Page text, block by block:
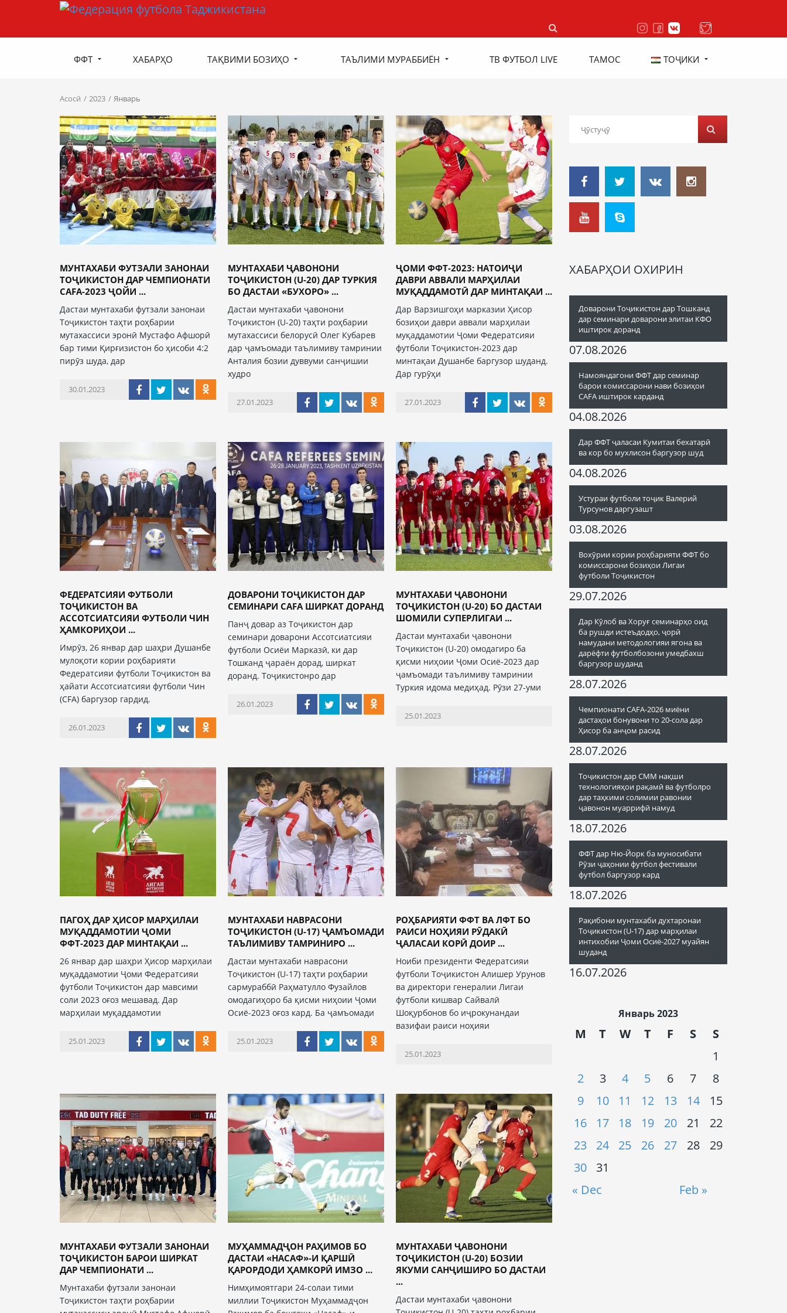
ФФТ ХАБАРҲО ТАҚВИМИ БОЗИҲО ТАЪЛИМИ МУРАББИЁН ТВ ФУТБОЛ LIVE ТАМОС ТОҶИКИ
Асосӣ 2023 Январь
МУНТАХАБИ ФУТЗАЛИ ЗАНОНАИ
ТОҶИКИСТОН ДАР ЧЕМПИОНАТИ
CAFA-2023 ҶОЙИ ...
Дастаи мунтахаби футзали занонаи
Тоҷикистон таҳти роҳбарии
мутахассиси эронӣ Мустафо Афшорӣ
бар тими Қирғизистон бо ҳисоби 4:2
пирӯз шуда, дар
30.01.2023
МУНТАХАБИ ҶАВОНОНИ
ТОҶИКИСТОН (U-20) ДАР ТУРКИЯ
БО ДАСТАИ «БУХОРО» ...
Дастаи мунтахаби ҷавонони
Тоҷикистон (U-20) таҳти роҳбарии
мутахассиси белорусӣ Олег Кубарев
дар ҷамъомади таълимиву тамринии
Анталия бозии дуввуми санҷишии
худро
27.01.2023
ҶОМИ ФФТ-2023: НАТОИҶИ
ДАВРИ АВВАЛИ МАРҲИЛАИ
МУҚАДДАМОТӢ ДАР МИНТАҚАИ ...
Дар Варзишгоҳи марказии Ҳисор
бозиҳои даври аввали марҳилаи
муқаддамотии Ҷоми Федератсияи
футболи Тоҷикистон-2023 дар
минтақаи Душанбе баргузор шуданд.
Дар гурӯҳи
27.01.2023
ФЕДЕРАТСИЯИ ФУТБОЛИ
ТОҶИКИСТОН ВА
АССОТСИАТСИЯИ ФУТБОЛИ ЧИН
ҲАМКОРИҲОИ ...
Имрӯз, 26 январ дар шаҳри Душанбе
мулоқоти кории роҳбарияти
Федератсияи футболи Тоҷикистон ва
ҳайати Ассотсиатсияи футболи Чин
(CFA) баргузор гардид.
26.01.2023
ДОВАРОНИ ТОҶИКИСТОН ДАР
СЕМИНАРИ CAFA ШИРКАТ ДОРАНД
Панҷ довар аз Тоҷикистон дар
семинари доварони Ассотсиатсияи
футболи Осиёи Марказӣ, ки дар
Тошканд ҷараён дорад, ширкат
доранд. Тоҷикистонро дар
26.01.2023
МУНТАХАБИ ҶАВОНОНИ
ТОҶИКИСТОН (U-20) БО ДАСТАИ
ШОМИЛИ СУПЕРЛИГАИ ...
Дастаи мунтахаби ҷавонони
Тоҷикистон (U-20) омодагиро ба
қисми ниҳоии Ҷоми Осиё-2023 дар
ҷамъомади таълимиву тамринии
Туркия идома медиҳад. Рӯзи 27-уми
25.01.2023
ПАГОҲ ДАР ҲИСОР МАРҲИЛАИ
МУҚАДДАМОТИИ ҶОМИ
ФФТ-2023 ДАР МИНТАҚАИ ...
26 январ дар шаҳри Ҳисор марҳилаи
муқаддамотии Ҷоми Федератсияи
футболи Тоҷикистон дар мавсими
соли 2023 оғоз мешавад. Дар
марҳилаи муқаддамотии
25.01.2023
МУНТАХАБИ НАВРАСОНИ
ТОҶИКИСТОН (U-17) ҶАМЪОМАДИ
ТАЪЛИМИВУ ТАМРИНИРО ...
Дастаи мунтахаби наврасони
Тоҷикистон (U-17) таҳти роҳбарии
сармураббӣ Раҳматулло Фузайлов
омодагиҳоро ба қисми ниҳоии Ҷоми
Осиё-2023 оғоз кард. Ба ҷамъомади
25.01.2023
РОҲБАРИЯТИ ФФТ ВА ЛФТ БО
РАИСИ НОҲИЯИ РӮДАКӢ
ҶАЛАСАИ КОРӢ ДОИР ...
Ноиби президенти Федератсияи
футболи Тоҷикистон Алишер Урунов
ва директори генералии Лигаи
футболи кишвар Сайвалӣ
Шоқурбонов бо иҷрокунандаи
вазифаи раиси ноҳияи
25.01.2023
МУНТАХАБИ ФУТЗАЛИ ЗАНОНАИ
ТОҶИКИСТОН БАРОИ ШИРКАТ
ДАР ЧЕМПИОНАТИ ...
Мунтахаби футзали занонаи
Тоҷикистон таҳти роҳбарии
МУҲАММАДҶОН РАҲИМОВ БО
ДАСТАИ «НАСАФ»-И ҚАРШӢ
ҚАРОРДОДИ ҲАМКОРӢ ИМЗО ...
Нимҳимоятгари 24-солаи тими
миллии Тоҷикистон Муҳаммадҷон
МУНТАХАБИ ҶАВОНОНИ
ТОҶИКИСТОН (U-20) БОЗИИ
ЯКУМИ САНҶИШИРО БО ДАСТАИ
...
Дастаи мунтахаби ҷавонони
ХАБАРҲОИ ОХИРИН
Доварони Тоҷикистон дар Тошканд
дар семинари доварони элитаи КФО
иштирок доранд
07.08.2026
Намояндагони ФФТ дар семинар
барои комиссарони нави бозиҳои
CAFA иштирок карданд
04.08.2026
Дар ФФТ ҷаласаи Кумитаи бехатарӣ
ва кор бо мухлисон баргузор шуд
04.08.2026
Устураи футболи тоҷик Валерий
Турсунов даргузашт
03.08.2026
Вохӯрии кории роҳбарияти ФФТ бо
комиссарони бозиҳои Лигаи
футболи Тоҷикистон
29.07.2026
Дар Кӯлоб ва Хоруғ семинарҳо оид
ба рушди истеъдодҳо, ҷорӣ
намудани методологияи ягона ва
дарёфти футболбозони умедбахш
баргузор шуданд
28.07.2026
Чемпионати CAFA-2026 миёни
дастаҳои бонувони то 20-сола дар
Ҳисор ба анҷом расид
28.07.2026
Тоҷикистон дар СММ нақши
технологияҳои рақамӣ ва футболро
дар таҳкими солимии равонии
ҷавонон муаррифӣ намуд
18.07.2026
ФФТ дар Ню-Йорк ба муносибати
Рӯзи ҷаҳонии футбол фестивали
футбол баргузор кард
18.07.2026
Рақибони мунтахаби духтаронаи
Тоҷикистон (U-17) дар марҳилаи
интихобии Ҷоми Осиё-2027 муайян
шуданд
16.07.2026
Январь 2023
M T W T F S S
« Dec Feb »
1
2
3 4 5 6 7
8
9
10 11 12 13 14
15
16
17 18 19 20 21
22
23
24 25 26 27 28
29
30
31